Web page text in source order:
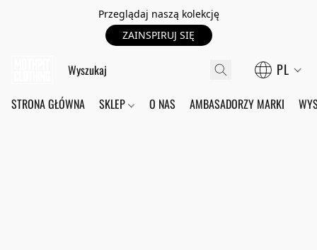
Przeglądaj naszą kolekcję
ZAINSPIRUJ SIĘ
PL
STRONA GŁÓWNA SKLEP O NAS AMBASADORZY MARKI